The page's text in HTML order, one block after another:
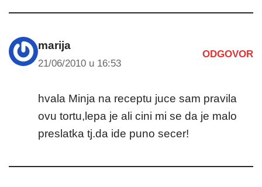
marija
21/06/2010 u 16:53
ODGOVOR
hvala Minja na receptu juce sam pravila
ovu tortu,lepa je ali cini mi se da je malo
preslatka tj.da ide puno secer!